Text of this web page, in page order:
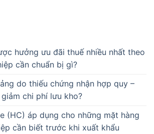
hưởng ưu đãi thuế nhiều nhất theo
cần chuẩn bị gì?
do thiếu chứng nhận hợp quy –
chi phí lưu kho?
(HC) áp dụng cho những mặt hàng
cần biết trước khi xuất khẩu